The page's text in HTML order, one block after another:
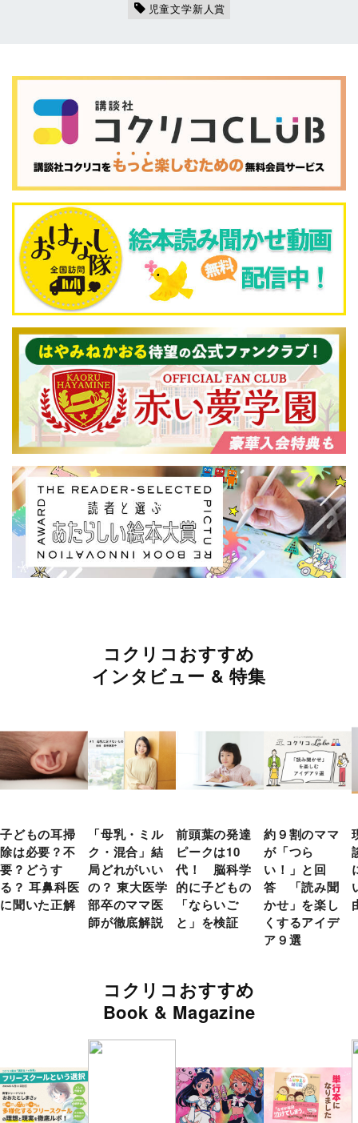
児童文学新人賞
コクリコおすすめ
インタビュー & 特集
子どもの耳掃
除は必要？不
要？どうす
る？ 耳鼻科医
に聞いた正解
「母乳・ミル
ク・混合」結
局どれがいい
の？ 東大医学
部卒のママ医
師が徹底解説
前頭葉の発達
ピークは10
代！ 脳科学
的に子どもの
「ならいご
と」を検証
約９割のママ
が「つら
い！」と回
答 「読み聞
かせ」を楽し
くするアイデ
ア９選
コクリコおすすめ
Book & Magazine